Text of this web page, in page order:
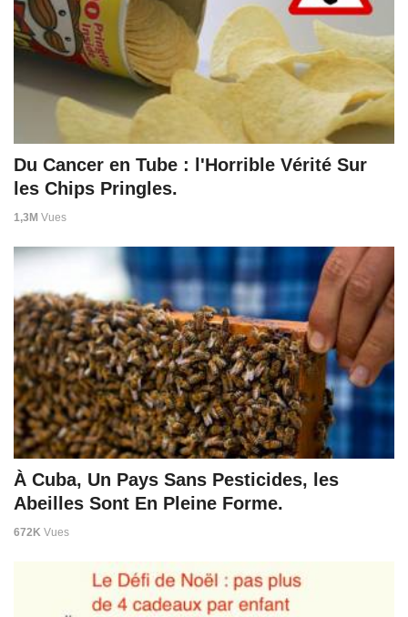
Du Cancer en Tube : l'Horrible Vérité Sur
les Chips Pringles.
1,3M Vues
À Cuba, Un Pays Sans Pesticides, les
Abeilles Sont En Pleine Forme.
672K Vues